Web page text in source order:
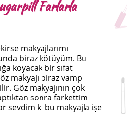
Farlarla
makyajlarımı
biraz kötüyüm. Bu
koyacak bir sıfat
makyajı biraz vamp
Göz makyajının çok
sonra farkettim
sevdim ki bu makyajla işe